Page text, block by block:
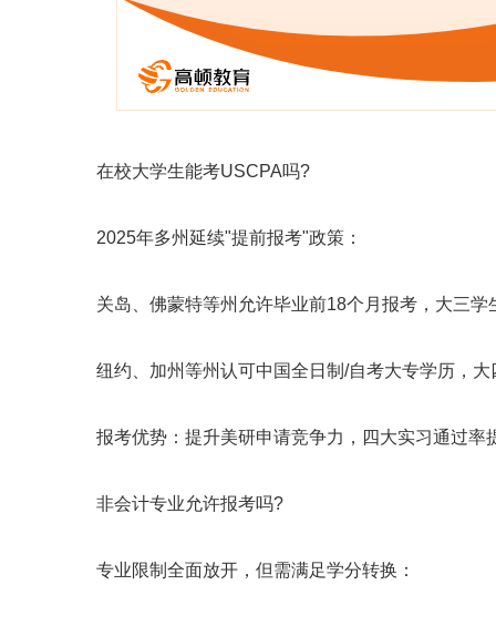
在校大学生能考USCPA吗?
2025年多州延续"提前报考"政策：
关岛、佛蒙特等州允许毕业前18个月报考，大三学
纽约、加州等州认可中国全日制/自考大专学历，大
报考优势：提升美研申请竞争力，四大实习通过率
非会计专业允许报考吗?
专业限制全面放开，但需满足学分转换：